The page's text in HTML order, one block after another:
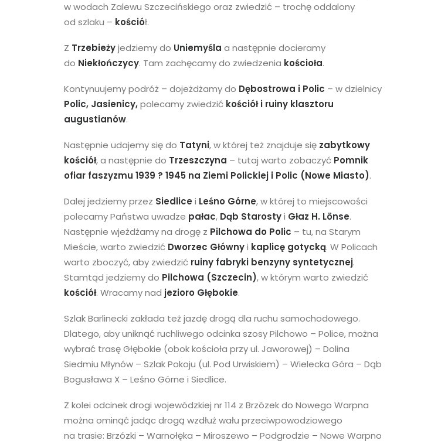
w wodach Zalewu Szczecińskiego oraz zwiedzić – trochę oddalony
od szlaku – kościół.
Z Trzebieżyjedziemy do Uniemyśla a następnie docieramy
do Niekłończycy. Tam zachęcamy do zwiedzenia kościoła.
Kontynuujemy podróż – dojeżdżamy do Dębostrowa i Polic – w dzielnicy
Polic, Jasienicy,polecamy zwiedzić kościół i ruiny klasztoru
augustianów.
Następnie udajemy się do Tatyni, w której też znajduje się zabytkowy
kościół, a następnie do Trzeszczyna – tutaj warto zobaczyć Pomnik
ofiar faszyzmu 1939 ? 1945 na Ziemi Polickiej i Polic (Nowe Miasto).
Dalej jedziemy przez Siedlice i Leśno Górne, w której to miejscowości
polecamy Państwa uwadze pałac, Dąb Starostyi Głaz H. Lönse.
Następnie wjeżdżamy na drogę z Pilchowa do Polic – tu, na Starym
Mieście, warto zwiedzić Dworzec Głównyi kaplicę gotycką. W Policach
warto zboczyć, aby zwiedzić ruiny fabryki benzyny syntetycznej.
Stamtąd jedziemy do Pilchowa (Szczecin), w którym warto zwiedzić
kościół. Wracamy nad jezioro Głębokie.
Szlak Barlinecki zakłada też jazdę drogą dla ruchu samochodowego.
Dlatego, aby uniknąć ruchliwego odcinka szosy Pilchowo – Police, można
wybrać trasę Głębokie (obok kościoła przy ul. Jaworowej) – Dolina
Siedmiu Młynów – Szlak Pokoju (ul. Pod Urwiskiem) – Wielecka Góra – Dąb
Bogusława X – Leśno Górne i Siedlice.
Z kolei odcinek drogi wojewódzkiej nr 114 z Brzózek do Nowego Warpna
można ominąć jadąc drogą wzdłuż wału przeciwpowodziowego
na trasie: Brzózki – Warnołęka – Miroszewo – Podgrodzie – Nowe Warpno